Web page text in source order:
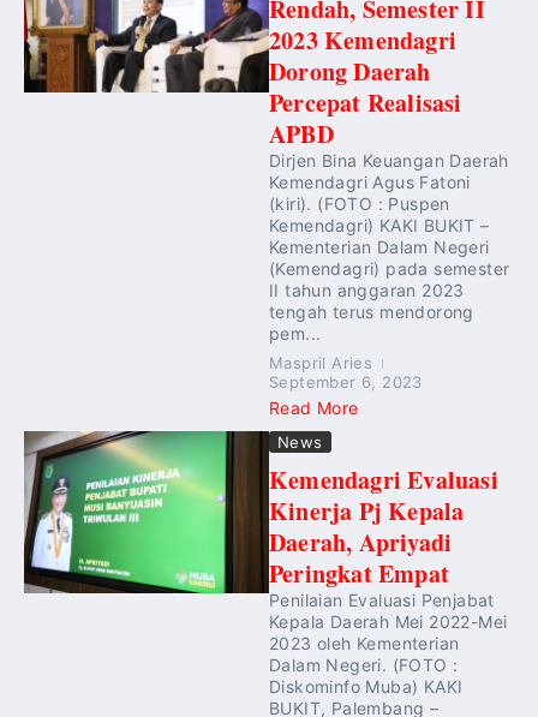
Rendah, Semester II
2023 Kemendagri
Dorong Daerah
Percepat Realisasi
APBD
Dirjen Bina Keuangan Daerah
Kemendagri Agus Fatoni
(kiri). (FOTO : Puspen
Kemendagri) KAKI BUKIT –
Kementerian Dalam Negeri
(Kemendagri) pada semester
II tahun anggaran 2023
tengah terus mendorong
pem...
Maspril Aries
September 6, 2023
Read More
News
Kemendagri Evaluasi
Kinerja Pj Kepala
Daerah, Apriyadi
Peringkat Empat
Penilaian Evaluasi Penjabat
Kepala Daerah Mei 2022-Mei
2023 oleh Kementerian
Dalam Negeri. (FOTO :
Diskominfo Muba) KAKI
BUKIT, Palembang –